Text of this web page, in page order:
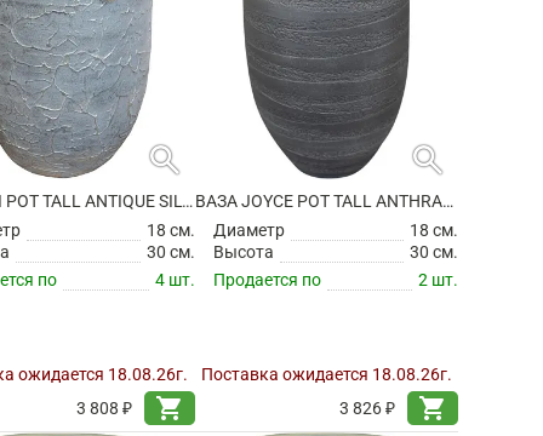
search
ВАЗА EVI POT TALL ANTIQUE SILVER
18 см.
30 см.
по
4 шт.
ожидается 18.08.26г.
3 808 ₽
shopping_cart
search
ВАЗА JOYCE POT TALL ANTHRACITE
Диаметр
18 см.
Высота
30 см.
Продается по
2 шт.
Поставка ожидается 18.08.26г.
3 826 ₽
shopping_cart